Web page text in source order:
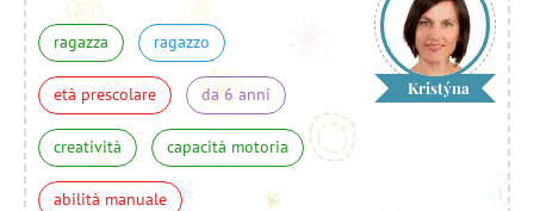
ragazza ragazzo
età prescolare da 6 anni
creatività capacità motoria
abilità manuale
Kristýna